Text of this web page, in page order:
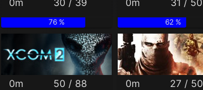
76 % 62 %
0m 50 / 88 0m 27 / 50